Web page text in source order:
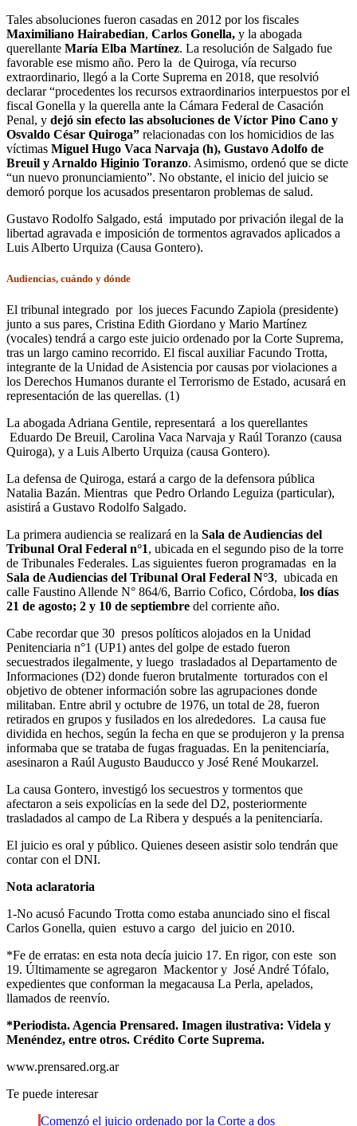
Tales absoluciones fueron casadas en 2012 por los fiscales
Maximiliano Hairabedian, Carlos Gonella, y la abogada
querellante María Elba Martínez. La resolución de Salgado fue
favorable ese mismo año. Pero la de Quiroga, vía recurso
extraordinario, llegó a la Corte Suprema en 2018, que resolvió
declarar “procedentes los recursos extraordinarios interpuestos por el
fiscal Gonella y la querella ante la Cámara Federal de Casación
Penal, y dejó sin efecto las absoluciones de Víctor Pino Cano y
Osvaldo César Quiroga” relacionadas con los homicidios de las
víctimas Miguel Hugo Vaca Narvaja (h), Gustavo Adolfo de
Breuil y Arnaldo Higinio Toranzo. Asimismo, ordenó que se dicte
“un nuevo pronunciamiento”. No obstante, el inicio del juicio se
demoró porque los acusados presentaron problemas de salud.
Gustavo Rodolfo Salgado, está imputado por privación ilegal de la
libertad agravada e imposición de tormentos agravados aplicados a
Luis Alberto Urquiza (Causa Gontero).
Audiencias, cuándo y dónde
El tribunal integrado por los jueces Facundo Zapiola (presidente)
junto a sus pares, Cristina Edith Giordano y Mario Martínez
(vocales) tendrá a cargo este juicio ordenado por la Corte Suprema,
tras un largo camino recorrido. El fiscal auxiliar Facundo Trotta,
integrante de la Unidad de Asistencia por causas por violaciones a
los Derechos Humanos durante el Terrorismo de Estado, acusará en
representación de las querellas. (1)
La abogada Adriana Gentile, representará a los querellantes
Eduardo De Breuil, Carolina Vaca Narvaja y Raúl Toranzo (causa
Quiroga), y a Luis Alberto Urquiza (causa Gontero).
La defensa de Quiroga, estará a cargo de la defensora pública
Natalia Bazán. Mientras que Pedro Orlando Leguiza (particular),
asistirá a Gustavo Rodolfo Salgado.
La primera audiencia se realizará en la Sala de Audiencias del
Tribunal Oral Federal n°1, ubicada en el segundo piso de la torre
de Tribunales Federales. Las siguientes fueron programadas en la
Sala de Audiencias del Tribunal Oral Federal N°3, ubicada en
calle Faustino Allende N° 864/6, Barrio Cofico, Córdoba, los días
21 de agosto; 2 y 10 de septiembre del corriente año.
Cabe recordar que 30 presos políticos alojados en la Unidad
Penitenciaria n°1 (UP1) antes del golpe de estado fueron
secuestrados ilegalmente, y luego trasladados al Departamento de
Informaciones (D2) donde fueron brutalmente torturados con el
objetivo de obtener información sobre las agrupaciones donde
militaban. Entre abril y octubre de 1976, un total de 28, fueron
retirados en grupos y fusilados en los alrededores. La causa fue
dividida en hechos, según la fecha en que se produjeron y la prensa
informaba que se trataba de fugas fraguadas. En la penitenciaría,
asesinaron a Raúl Augusto Bauducco y José René Moukarzel.
La causa Gontero, investigó los secuestros y tormentos que
afectaron a seis expolicías en la sede del D2, posteriormente
trasladados al campo de La Ribera y después a la penitenciaría.
El juicio es oral y público. Quienes deseen asistir solo tendrán que
contar con el DNI.
Nota aclaratoria
1-No acusó Facundo Trotta como estaba anunciado sino el fiscal
Carlos Gonella, quien estuvo a cargo del juicio en 2010.
*Fe de erratas: en esta nota decía juicio 17. En rigor, con este son
19. Últimamente se agregaron Mackentor y José André Tófalo,
expedientes que conforman la megacausa La Perla, apelados,
llamados de reenvío.
*Periodista. Agencia Prensared. Imagen ilustrativa: Videla y
Menéndez, entre otros. Crédito Corte Suprema.
www.prensared.org.ar
Te puede interesar
Comenzó el juicio ordenado por la Corte a dos